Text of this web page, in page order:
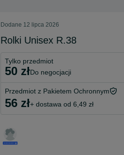
Dodane 12 lipca 2026
Rolki Unisex R.38
Tylko przedmiot
50 zł do negocjacji
Przedmiot z Pakietem Ochronnym
56 zł+ dostawa od 6,49 zł